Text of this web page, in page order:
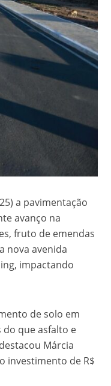
a pavimentação
avanço na
fruto de emendas
nova avenida
impactando
de solo em
que asfalto e
Márcia
investimento de R$